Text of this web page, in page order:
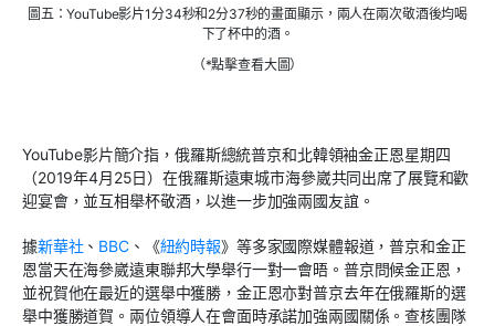
圖五：YouTube影片1分34秒和2分37秒的畫面顯示，兩人在兩次敬酒後均喝
下了杯中的酒。
（*點擊查看大圖）
YouTube影片簡介指，俄羅斯總統普京和北韓領袖金正恩星期四
（2019年4月25日）在俄羅斯遠東城市海參崴共同出席了展覽和歡
迎宴會，並互相舉杯敬酒，以進一步加強兩國友誼。
據新華社、 BBC、《紐約時報》等多家國際媒體報道，普京和金正
恩當天在海參崴遠東聯邦大學舉行一對一會晤。普京問候金正恩，
並祝賀他在最近的選舉中獲勝，金正恩亦對普京去年在俄羅斯的選
舉中獲勝道賀。兩位領導人在會面時承諾加強兩國關係。查核團隊